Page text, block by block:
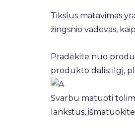
Tikslus matavimas
žingsnio vadovas,
Pradėkite nuo
produkto dalis: ilgį,
Svarbu matuoti
lankstus,